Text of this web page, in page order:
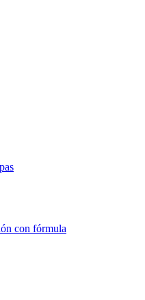
con fórmula